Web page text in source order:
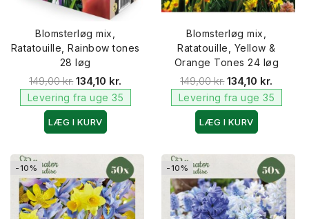
Blomsterløg mix,
Ratatouille, Rainbow tones
28 løg
149,00 kr. 134,10 kr.
Levering fra uge 35
LÆG I KURV
Blomsterløg mix,
Ratatouille, Yellow &
Orange Tones 24 løg
149,00 kr. 134,10 kr.
Levering fra uge 35
LÆG I KURV
-10% -10%